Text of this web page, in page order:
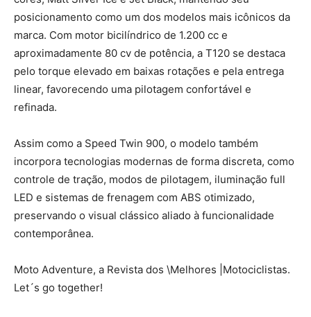
posicionamento como um dos modelos mais icônicos da
marca. Com motor bicilíndrico de 1.200 cc e
aproximadamente 80 cv de potência, a T120 se destaca
pelo torque elevado em baixas rotações e pela entrega
linear, favorecendo uma pilotagem confortável e
refinada.
Assim como a Speed Twin 900, o modelo também
incorpora tecnologias modernas de forma discreta, como
controle de tração, modos de pilotagem, iluminação full
LED e sistemas de frenagem com ABS otimizado,
preservando o visual clássico aliado à funcionalidade
contemporânea.
Moto Adventure, a Revista dos \Melhores |Motociclistas.
Let´s go together!